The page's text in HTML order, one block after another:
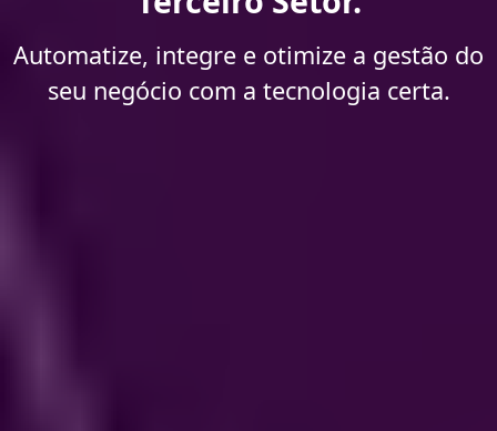
Automatize, integre e otimize a gestão do
seu negócio com a tecnologia certa.